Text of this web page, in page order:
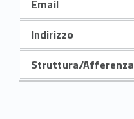
Email
Indirizzo
Struttura/Afferenza